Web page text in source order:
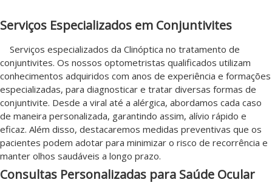
Serviços Especializados em Conjuntivites
Serviços especializados da Clinóptica no tratamento de
conjuntivites. Os nossos optometristas qualificados utilizam
conhecimentos adquiridos com anos de experiência e formações
especializadas, para diagnosticar e tratar diversas formas de
conjuntivite. Desde a viral até a alérgica, abordamos cada caso
de maneira personalizada, garantindo assim, alívio rápido e
eficaz. Além disso, destacaremos medidas preventivas que os
pacientes podem adotar para minimizar o risco de recorrência e
manter olhos saudáveis a longo prazo.
Consultas Personalizadas para Saúde Ocular